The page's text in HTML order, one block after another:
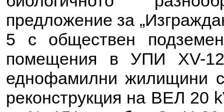
предложение за
5 с обществен
помещения в УПИ XV-
еднофамилни жилищини
реконструкция на ВЕЛ 20